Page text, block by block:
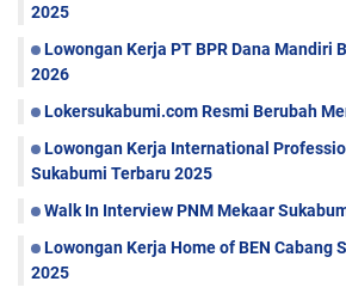
2025
Lowongan Kerja PT BPR Dana Mandiri
2026
Lokersukabumi.com Resmi Berubah
Lowongan Kerja International
Sukabumi Terbaru 2025
Walk In Interview PNM Mekaar
Lowongan Kerja Home of BEN Cabang
2025